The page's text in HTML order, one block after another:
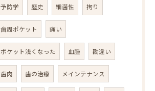
予防学 歴史 細菌性 拘り
歯周ポケット 痛い
ポケット浅くなった 血腫 勘違い
歯肉 歯の治療 メインテナンス